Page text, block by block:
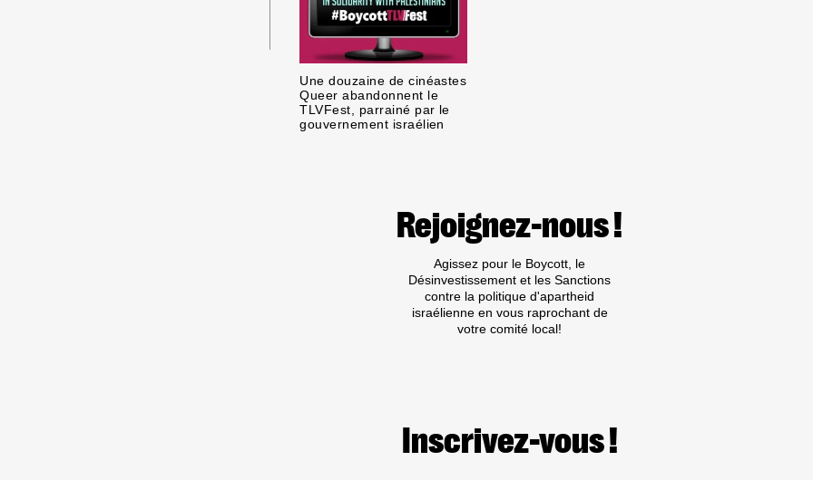
Une douzaine de cinéastes
Queer abandonnent le
TLVFest, parrainé par le
gouvernement israélien
Rejoignez-nous !
Agissez pour le Boycott, le
Désinvestissement et les Sanctions
contre la politique d'apartheid
israélienne en vous raprochant de
votre comité local!
Inscrivez-vous !